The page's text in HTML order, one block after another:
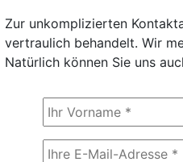
Zur unkomplizierten
vertraulich behandelt. Wir
Natürlich können Sie uns